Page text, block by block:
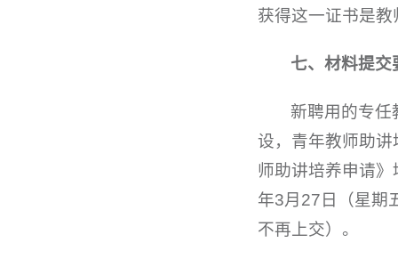
获得这一证书是
七、材料提交
新聘用的专任
设，青年教师助
师助讲培养申请
年3月27日（星期
不再上交）。